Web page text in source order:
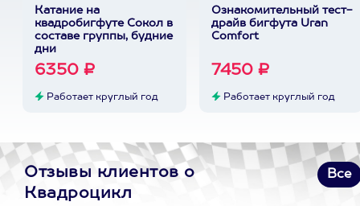
Катание на
квадробигфуте Сокол в
составе группы, будние
дни
6350 ₽
Работает круглый год
Ознакомительный тест-
драйв бигфута Uran
Comfort
7450 ₽
Работает круглый год
Отзывы клиентов о
Квадроцикл
Все